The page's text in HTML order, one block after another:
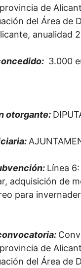
de
del Área de
anualidad
3.000
otorgante:
Línea
adquisición de
para
de
del Área de